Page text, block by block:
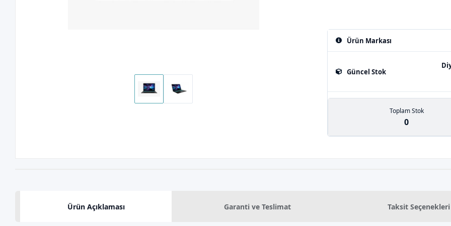
Ürün Markası
Güncel Stok
Toplam Stok
0
Ürün Açıklaması Garanti ve Teslimat Taksit Seçenekleri